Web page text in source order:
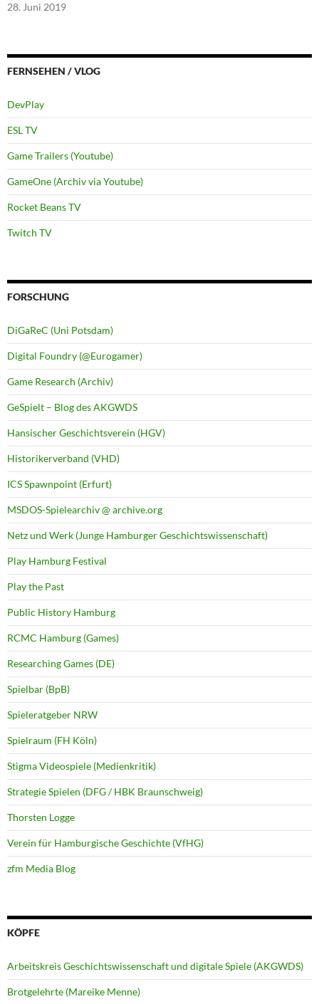
28. Juni 2019
FERNSEHEN / VLOG
DevPlay
ESL TV
Game Trailers (Youtube)
GameOne (Archiv via Youtube)
Rocket Beans TV
Twitch TV
FORSCHUNG
DiGaReC (Uni Potsdam)
Digital Foundry (@Eurogamer)
Game Research (Archiv)
GeSpielt – Blog des AKGWDS
Hansischer Geschichtsverein (HGV)
Historikerverband (VHD)
ICS Spawnpoint (Erfurt)
MSDOS-Spielearchiv @ archive.org
Netz und Werk (Junge Hamburger Geschichtswissenschaft)
Play Hamburg Festival
Play the Past
Public History Hamburg
RCMC Hamburg (Games)
Researching Games (DE)
Spielbar (BpB)
Spieleratgeber NRW
Spielraum (FH Köln)
Stigma Videospiele (Medienkritik)
Strategie Spielen (DFG / HBK Braunschweig)
Thorsten Logge
Verein für Hamburgische Geschichte (VfHG)
zfm Media Blog
KÖPFE
Arbeitskreis Geschichtswissenschaft und digitale Spiele (AKGWDS)
Brotgelehrte (Mareike Menne)